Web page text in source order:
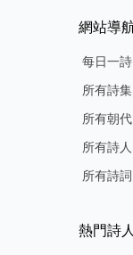
網站導
每日一詩
所有詩集
所有朝代
所有詩人
所有詩詞
熱門詩人